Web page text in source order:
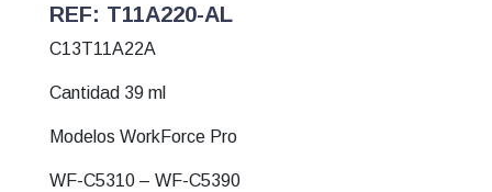
REF: T11A220-AL
C13T11A22A
Cantidad 39 ml
Modelos WorkForce Pro
WF-C5310 – WF-C5390